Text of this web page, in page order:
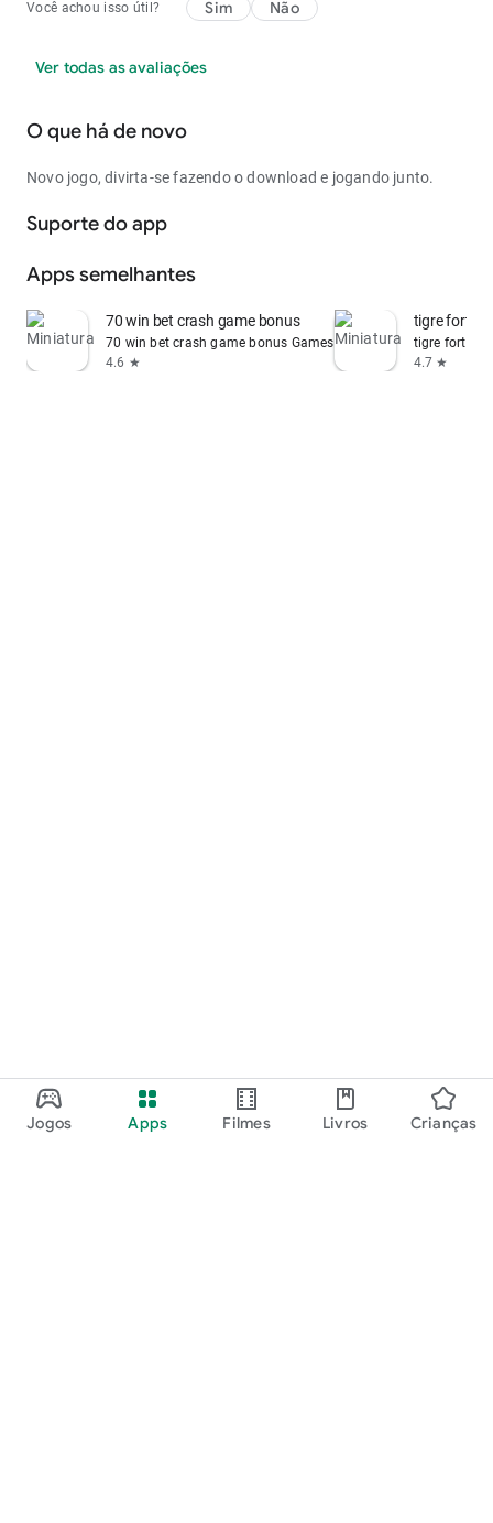
Jogos Apps Filmes Livros Crianças
Você achou isso útil? Sim Não
Ver todas as avaliações
O que há de novo
Novo jogo, divirta-se fazendo o download e jogando junto.
Suporte do app
Apps semelhantes
70 win bet crash game bonus
70 win bet crash game bonus Games
4.6 ★
tigre
tigre fortuna
4.7 ★